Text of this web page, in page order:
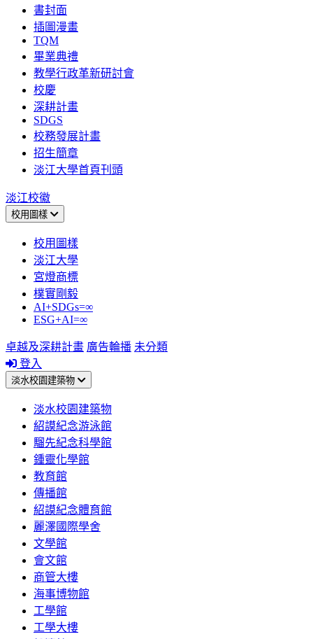
書封面
插圖漫畫
TQM
畢業典禮
教學行政革新研討會
校慶
深耕計畫
SDGS
校務發展計畫
招生簡章
淡江大學首頁刊頭
淡江校徽
校用圖樣
校用圖樣
淡江大學
宮燈商標
樸實剛毅
AI+SDGs=∞
ESG+AI=∞
卓越及深耕計畫 廣告輪播 未分類
登入
淡水校園建築物
淡水校園建築物
紹謨紀念游泳館
騮先紀念科學館
鍾靈化學館
教育館
傳播館
紹謨紀念體育館
麗澤國際學舍
文學館
會文館
商管大樓
海事博物館
工學館
工學大樓